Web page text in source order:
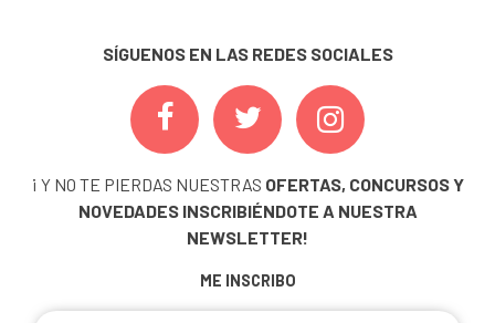
SÍGUENOS EN LAS REDES SOCIALES
¡ Y NO TE PIERDAS NUESTRAS OFERTAS, CONCURSOS Y
NOVEDADES INSCRIBIÉNDOTE A NUESTRA
NEWSLETTER!
ME INSCRIBO